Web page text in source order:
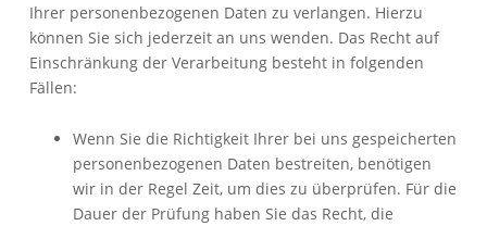
Ihrer personenbezogenen Daten zu verlangen. Hierzu
können Sie sich jederzeit an uns wenden. Das Recht auf
Einschränkung der Verarbeitung besteht in folgenden
Fällen:
Wenn Sie die Richtigkeit Ihrer bei uns gespeicherten
personenbezogenen Daten bestreiten, benötigen
wir in der Regel Zeit, um dies zu überprüfen. Für die
Dauer der Prüfung haben Sie das Recht, die